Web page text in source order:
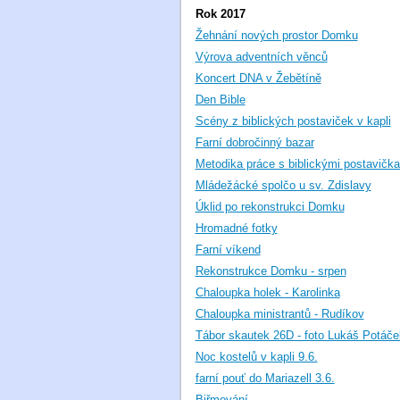
Rok 2017
Žehnání nových prostor Domku
Výrova adventních věnců
Koncert DNA v Žebětíně
Den Bible
Scény z biblických postaviček v kapli
Farní dobročinný bazar
Metodika práce s biblickými
Mládežácké spolčo u sv. Zdislavy
Úklid po rekonstrukci Domku
Hromadné fotky
Farní víkend
Rekonstrukce Domku - srpen
Chaloupka holek - Karolinka
Chaloupka ministrantů - Rudíkov
Tábor skautek 26D - foto Lukáš
Noc kostelů v kapli 9.6.
farní pouť do Mariazell 3.6.